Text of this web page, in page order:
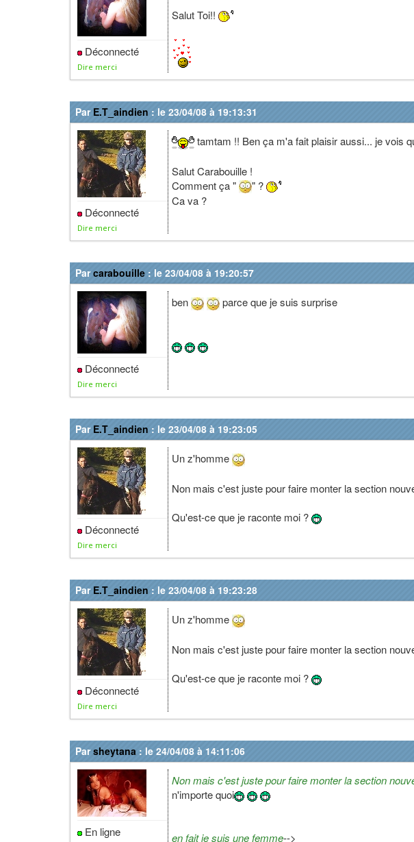
Déconnecté
Dire merci
Salut Toi!!
Par E.T_aindien : le 23/04/08 à 19:13:31
Déconnecté
Dire merci
tamtam !! Ben ça m'a fait plaisir aussi... je vois
Salut Carabouille !
Comment ça "
" ?
Ca va ?
Parcarabouille : le 23/04/08 à 19:20:57
Déconnecté
Dire merci
ben parce que je suis surprise
Par E.T_aindien : le 23/04/08 à 19:23:05
Déconnecté
Dire merci
Un z'homme
Non mais c'est juste pour faire monter la section
Qu'est-ce que je raconte moi ?
Par E.T_aindien : le 23/04/08 à 19:23:28
Déconnecté
Dire merci
Un z'homme
Non mais c'est juste pour faire monter la section
Qu'est-ce que je raconte moi ?
Parsheytana : le 24/04/08 à 14:11:06
En ligne
Non mais c'est juste pour faire monter la section
n'importe quoi
en fait je suis une femme-->